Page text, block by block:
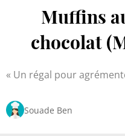
Muffins
chocolat
Un régal pour
Souade Ben